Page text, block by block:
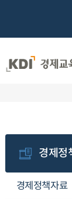
경제정
경제정책자료